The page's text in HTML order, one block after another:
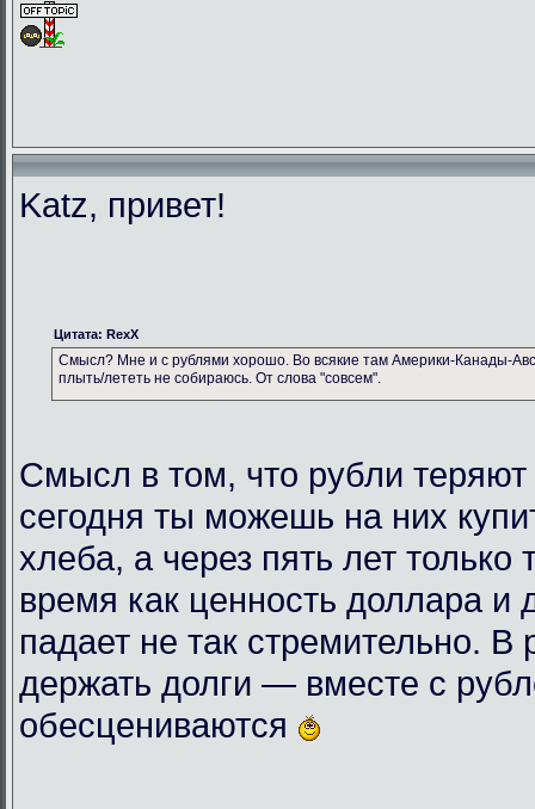
Katz, привет!
Цитата: RexX
Смысл? Мне и с рублями хорошо. Во всякие там Америки-Канады-
плыть/лететь не собираюсь. От слова "совсем".
Смысл в том, что рубли теряют
сегодня ты можешь на них
хлеба, а через пять лет только
время как ценность доллара и
падает не так стремительно. В
держать долги — вместе с
обесцениваются